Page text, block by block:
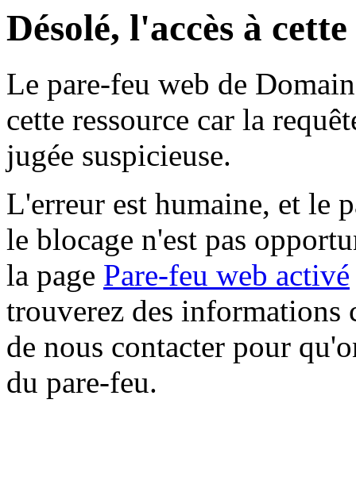
Désolé, l'accès à
Le pare-feu web de
cette ressource car la
jugée suspicieuse.
L'erreur est humaine, et le
le blocage n'est pas
la page Pare-feu web activé
trouverez des informations
de nous contacter pour
du pare-feu.